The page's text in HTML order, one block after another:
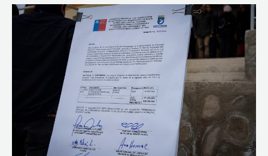
Monte